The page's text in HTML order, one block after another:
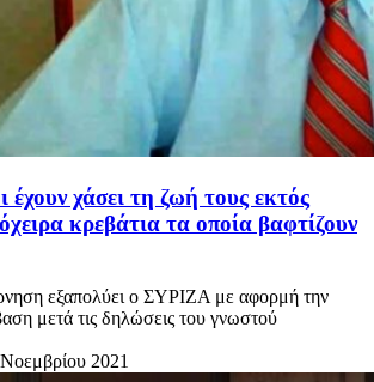
χάσει τη ζωή τους εκτός
κρεβάτια τα οποία βαφτίζουν
εξαπολύει ο ΣΥΡΙΖΑ με αφορμή την
μετά τις δηλώσεις του γνωστού
2021